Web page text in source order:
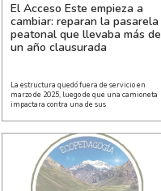
El Acceso Este empieza a
cambiar: reparan la pasarela
peatonal que llevaba más de
un año clausurada
La estructura quedó fuera de servicio en
marzo de 2025, luego de que una camioneta
impactara contra una de sus